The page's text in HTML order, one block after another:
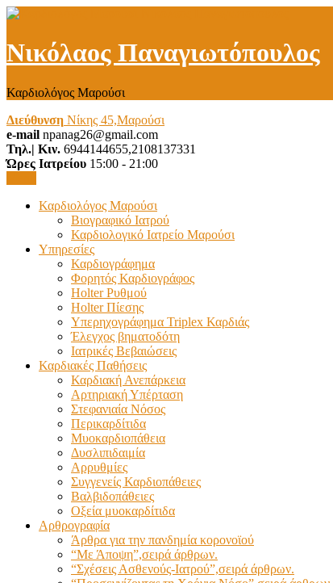
Νικόλαος Παναγιωτόπουλος
Καρδιολόγος Μαρούσι
Διεύθυνση Νίκης 45,Μαρούσι
e-mail npanag26@gmail.com
Τηλ.| Κιν. 6944144655,2108137331
Ώρες Ιατρείου 15:00 - 21:00
Καρδιολόγος Μαρούσι
Βιογραφικό Ιατρού
Καρδιολογικό Ιατρείο Μαρούσι
Υπηρεσίες
Καρδιογράφημα
Φορητός Καρδιογράφος
Holter Ρυθμού
Holter Πίεσης
Υπερηχογράφημα Triplex Καρδιάς
Έλεγχος βηματοδότη
Ιατρικές Βεβαιώσεις
Καρδιακές Παθήσεις
Καρδιακή Ανεπάρκεια
Αρτηριακή Υπέρταση
Στεφανιαία Νόσος
Περικαρδίτιδα
Μυοκαρδιοπάθεια
Δυσλιπιδαιμία
Αρρυθμίες
Συγγενείς Καρδιοπάθειες
Βαλβιδοπάθειες
Οξεία μυοκαρδίτιδα
Αρθρογραφία
Άρθρα για την πανδημία κορονοϊού
“Με Άποψη”,σειρά άρθρων.
“Σχέσεις Ασθενούς-Ιατρού”,σειρά άρθρων.